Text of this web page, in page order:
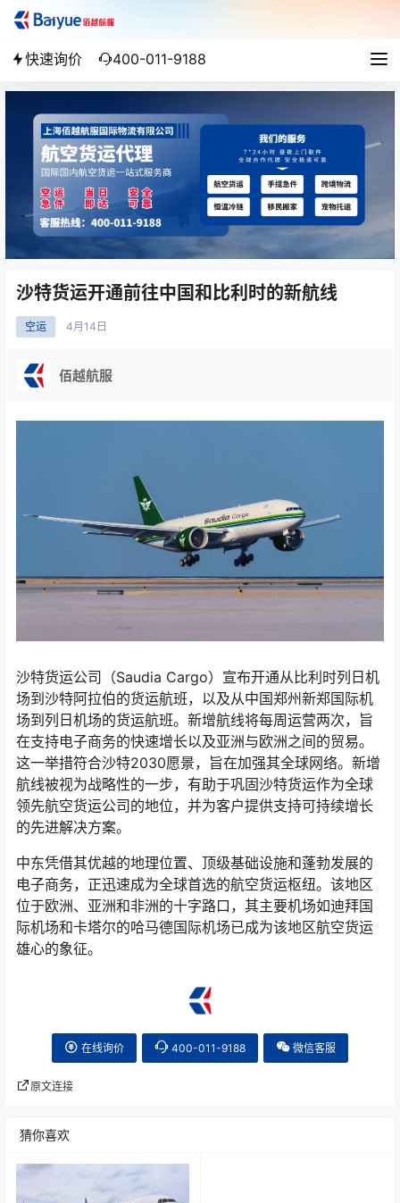
快速询价 400-011-9188
沙特货运开通前往中国和比利时的新航线
空运 4月 14日
佰越航服
沙特货运公司（Saudia Cargo）宣布开通从比利时列日机
场到沙特阿拉伯的货运航班，以及从中国郑州新郑国际机
场到列日机场的货运航班。新增航线将每周运营两次，旨
在支持电子商务的快速增长以及亚洲与欧洲之间的贸易。
这一举措符合沙特2030愿景，旨在加强其全球网络。新增
航线被视为战略性的一步，有助于巩固沙特货运作为全球
领先航空货运公司的地位，并为客户提供支持可持续增长
的先进解决方案。
中东凭借其优越的地理位置、顶级基础设施和蓬勃发展的
电子商务，正迅速成为全球首选的航空货运枢纽。该地区
位于欧洲、亚洲和非洲的十字路口，其主要机场如迪拜国
际机场和卡塔尔的哈马德国际机场已成为该地区航空货运
雄心的象征。
在线询价 400-011-9188 微信客服
原文连接
猜你喜欢